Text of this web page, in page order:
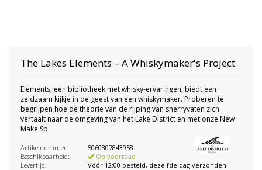
The Lakes Elements – A Whiskymaker's Project
Elements, een bibliotheek met whisky-ervaringen, biedt een
zeldzaam kijkje in de geest van een whiskymaker. Proberen te
begrijpen hoe de theorie van de rijping van sherryvaten zich
vertaalt naar de omgeving van het Lake District en met onze New
Make Sp
Artikelnummer:
5060307843958
Beschikbaarheid:
Op voorraad
Levertijd:
Vóór 12:00 besteld, dezelfde dag verzonden!